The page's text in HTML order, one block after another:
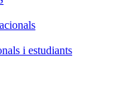
i estudiants